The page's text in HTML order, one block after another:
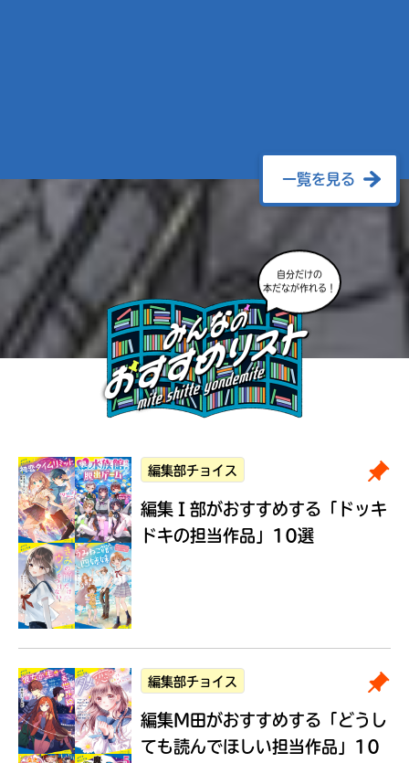
一覧を見る
自分だけの
本だなが作れる！
編集部チョイス
編集Ｉ部がおすすめする 「ドッキ
ドキの担当作品」10選
編集部チョイス
編集M田がおすすめする 「どうし
ても読んでほしい担当作品」10